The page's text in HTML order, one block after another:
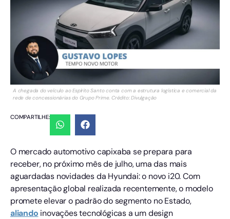
A chegada do veículo ao Espírito Santo conta com a estrutura logística e comercial da
rede de concessionárias do Grupo Prime. Crédito: Divulgação
COMPARTILHE:
​O mercado automotivo capixaba se prepara para
receber, no próximo mês de julho, uma das mais
aguardadas novidades da Hyundai: o novo i20. Com
apresentação global realizada recentemente, o modelo
promete elevar o padrão do segmento no Estado,
aliando inovações tecnológicas a um design